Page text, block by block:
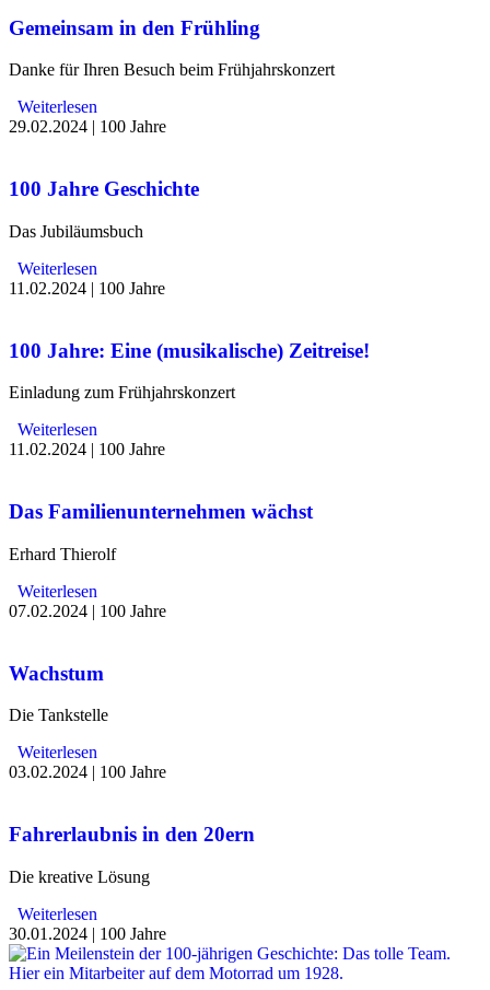
Gemeinsam in den Frühling
Danke für Ihren Besuch beim Frühjahrskonzert
Weiterlesen
29.02.2024
100 Jahre
100 Jahre Geschichte
Das Jubiläumsbuch
Weiterlesen
11.02.2024 | 100 Jahre
100 Jahre: Eine (musikalische) Zeitreise!
Einladung zum Frühjahrskonzert
Weiterlesen
11.02.2024 | 100 Jahre
Das Familienunternehmen wächst
Erhard Thierolf
Weiterlesen
07.02.2024 | 100 Jahre
Wachstum
Die Tankstelle
Weiterlesen
03.02.2024 | 100 Jahre
Fahrerlaubnis in den 20ern
Die kreative Lösung
Weiterlesen
30.01.2024 | 100 Jahre